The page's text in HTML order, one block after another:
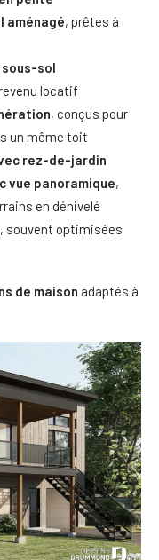
aménagé, prêtes à
sous-sol
locatif
, conçus pour
un même toit
rez-de-jardin
vue panoramique,
en dénivelé
, souvent optimisées
de maison adaptés à